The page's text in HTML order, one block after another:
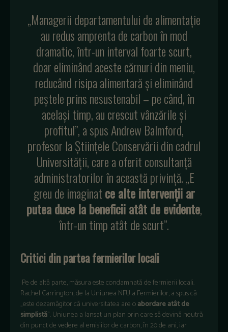
„Managerii departamentului de alimentație
au redus amprenta de carbon în mod
dramatic, într-un interval foarte scurt,
doar eliminând aceste cărnuri din meniu,
reducând risipa alimentară și eliminând
peștele prins nesustenabil – pe când, în
același timp, au crescut vânzările și
profitul”, a spus Andrew Balmford,
profesor la Științele Conservării din cadrul
Universității, care a oferit consultanță
administratorilor în această privință. „E
greu de imaginatce alte intervenții ar
putea duce la beneficii atât de evidente,
într-un timp atât de scurt”.
Critici din partea fermierilor locali
Pe de altă parte, măsura este condamnată de fermierii locali.
Rachel Carrington, de la Uniunea NFU a Fermierilor, a spus că
„este dezamăgitor că universitatea are oabordare atât de
simplistă”. Uniunea a lansat un plan prin care să devină neutră
din punct de vedere al emisiilor de carbon, în 20 de ani, iar